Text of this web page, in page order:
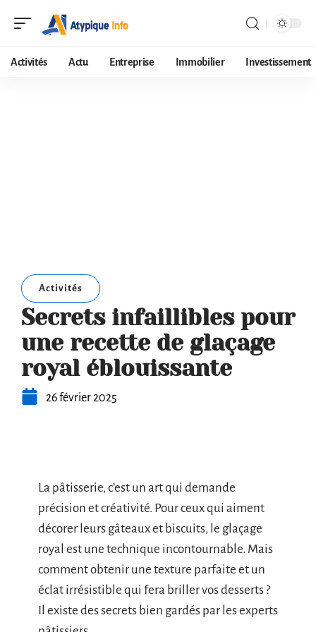
Activités Actu Entreprise Immobilier Investissement
Activités
Secrets infaillibles pour
une recette de glaçage
royal éblouissante
26 février 2025
La pâtisserie, c’est un art qui demande
précision et créativité. Pour ceux qui aiment
décorer leurs gâteaux et biscuits, le glaçage
royal est une technique incontournable. Mais
comment obtenir une texture parfaite et un
éclat irrésistible qui fera briller vos desserts ?
Il existe des secrets bien gardés par les experts